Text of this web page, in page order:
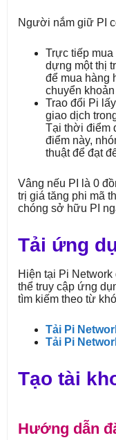
Người nắm giữ PI
Trực tiếp
dựng một thị
để mua hàng
chuyển
Trao đổi Pi
giao dịch
Tại thời điểm
điểm này,
thuật để đạt
Vâng nếu PI là 0
trị giá tăng phi mã
chóng sở hữu PI
Tải ứng
Hiện tại Pi
thể truy cập ứng
tìm kiếm theo từ
Tải Pi
Tải Pi
Tạo tài
Hướng dẫn